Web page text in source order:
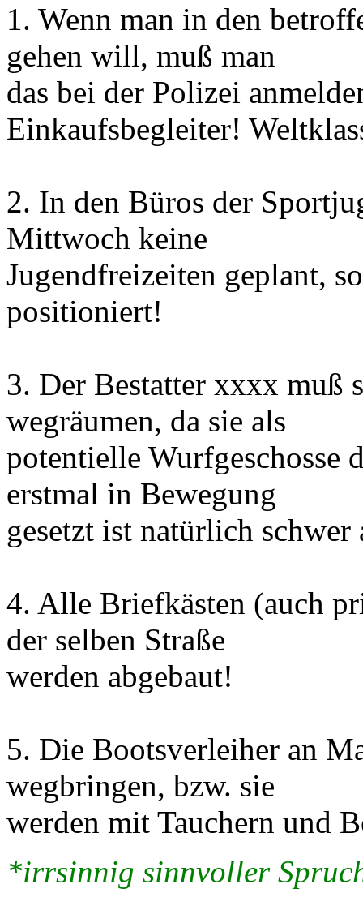
1. Wenn man in den
gehen will, muß man
das bei der Polizei
Einkaufsbegleiter!
2. In den Büros der
Mittwoch keine
Jugendfreizeiten geplant,
positioniert!
3. Der Bestatter xxxx muß
wegräumen, da sie als
potentielle Wurfgeschosse
erstmal in Bewegung
gesetzt ist natürlich
4. Alle Briefkästen (auch
der selben Straße
werden abgebaut!
5. Die Bootsverleiher an
wegbringen, bzw. sie
werden mit Tauchern und
*irrsinnig sinnvoller